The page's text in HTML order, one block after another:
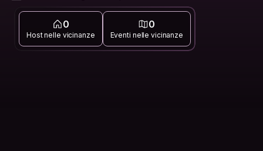
0
Host nelle vicinanze
0
Eventi nelle vicinanze